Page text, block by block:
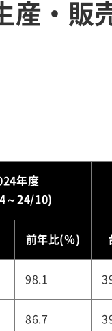
・販
年度
～24/10)
前年比(％)
98.1
86.7